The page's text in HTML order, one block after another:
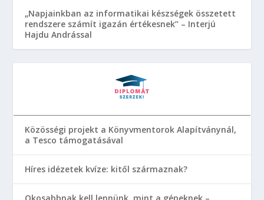
„Napjainkban az informatikai készségek összetett
rendszere számít igazán értékesnek” – Interjú
Hajdu Andrással
Közösségi projekt a Könyvmentorok Alapítványnál,
a Tesco támogatásával
Híres idézetek kvíze: kitől származnak?
Okosabbnak kell lennünk, mint a gépeknek –